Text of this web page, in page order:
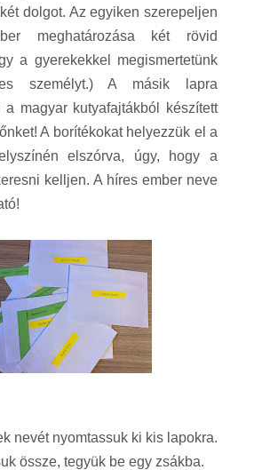
dolgot. Az egyiken szerepeljen
meghatározása két rövid
a gyerekekkel megismertetünk
személyt.) A másik lapra
a magyar kutyafajtákból készített
A borítékokat helyezzük el a
elszórva, úgy, hogy a
kelljen. A híres ember neve
nevét nyomtassuk ki kis lapokra.
össze, tegyük be egy zsákba.